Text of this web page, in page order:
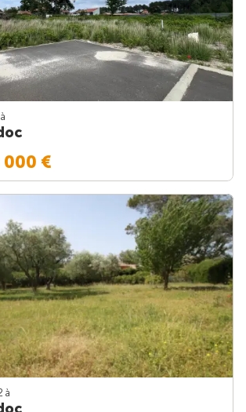
à
000 €
à